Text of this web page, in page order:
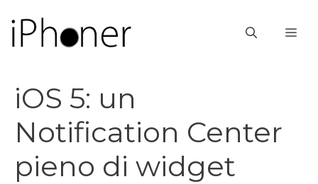
contenuto
iOS 5: un
Notification Center
pieno di widget